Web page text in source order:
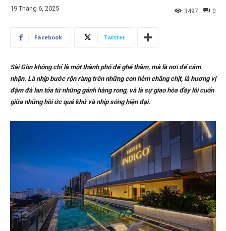
19 Tháng 6, 2025 0
3497
Facebook Twitter
Sài Gòn không chỉ là một thành phố để ghé thăm, mà là nơi để cảm
nhận. Là nhịp bước rộn ràng trên những con hẻm chằng chịt, là hương vị
đậm đà lan tỏa từ những gánh hàng rong, và là sự giao hòa đầy lôi cuốn
giữa những hồi ức quá khứ và nhịp sống hiện đại.